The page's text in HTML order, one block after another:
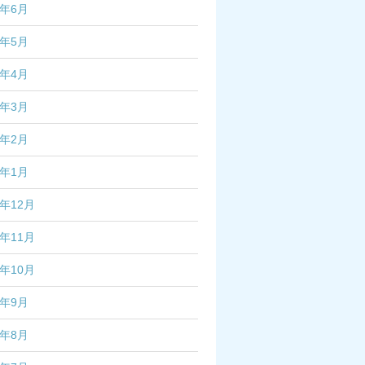
6月
5月
4月
3月
2月
1月
12月
11月
10月
9月
8月